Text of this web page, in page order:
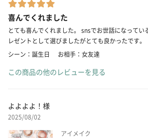
喜んでくれました
とても喜んでくれました。 snsでお世話になってい
レゼントとして選びましたがとても良かったです。
シーン：誕生日
お相手：女友達
この商品の他のレビューを見る
よよよよ！様
2025/08/02
アイメイク